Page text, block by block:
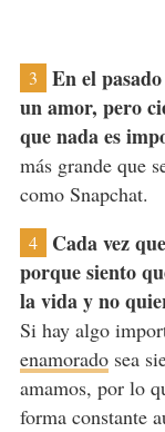
3
En el
un amor, pero
que nada es
más grande que
como Snapchat.
4
Cada vez
porque siento
la vida y no
Si hay algo
enamoradosea
amamos, por lo
forma constante